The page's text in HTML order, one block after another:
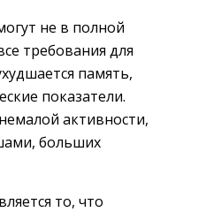
не в полной
требования для
память,
показатели.
активности,
больших
то, что